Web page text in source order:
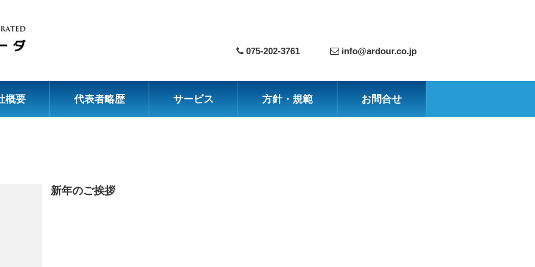
075-202-3761 info@ardour.co.jp
概要 代表者略歴 サービス 方針・規範 お問合せ
新年のご挨拶